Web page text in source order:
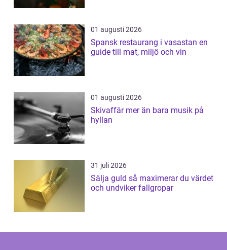
01 augusti 2026
Spansk restaurang i vasastan en
guide till mat, miljö och vin
01 augusti 2026
Skivaffär mer än bara musik på
hyllan
31 juli 2026
Sälja guld så maximerar du värdet
och undviker fallgropar